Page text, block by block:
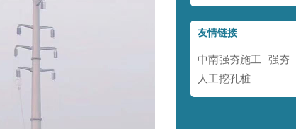
友情链接
中南强夯施工 强夯
人工挖孔桩